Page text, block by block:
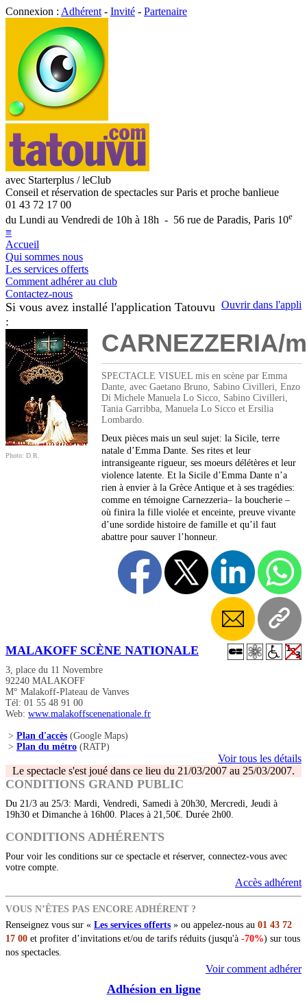
Connexion : Adhérent - Invité - Partenaire
avec Starterplus / leClub
Conseil et réservation de spectacles sur Paris et proche banlieue
01 43 72 17 00
du Lundi au Vendredi de 10h à 18h - 56 rue de Paradis, Paris 10e
≡
Accueil
Qui sommes nous
Les services offerts
Comment adhérer au club
Contactez-nous
Ouvrir dans l'appli
Si vous avez installé l'application Tatouvu
:
Photo: D.R.
CARNEZZERIA/
SPECTACLE VISUEL mis en scène par Emma
Dante, avec Gaetano Bruno, Sabino Civilleri, Enzo
Di Michele Manuela Lo Sicco, Sabino Civilleri,
Tania Garribba, Manuela Lo Sicco et Ersilia
Lombardo.
Deux pièces mais un seul sujet: la Sicile, terre
natale d’Emma Dante. Ses rites et leur
intransigeante rigueur, ses moeurs délétères et leur
violence latente. Et la Sicile d’Emma Dante n’a
rien à envier à la Grèce Antique et à ses tragédies:
comme en témoigne Carnezzeria– la boucherie –
où finira la fille violée et enceinte, preuve vivante
d’une sordide histoire de famille et qu’il faut
abattre pour sauver l’honneur.
MALAKOFF SCÈNE NATIONALE
3, place du 11 Novembre
92240 MALAKOFF
M° Malakoff-Plateau de Vanves
Tél: 01 55 48 91 00
Web: www.malakoffscenenationale.fr
> Plan d'accès (Google Maps)
> Plan du métro (RATP)
Voir tous les détails
Le spectacle s'est joué dans ce lieu du 21/03/2007 au 25/03/2007.
CONDITIONS GRAND PUBLIC
Du 21/3 au 25/3: Mardi, Vendredi, Samedi à 20h30, Mercredi, Jeudi à
19h30 et Dimanche à 16h00. Places à 21,50€. Durée 2h00.
CONDITIONS ADHÉRENTS
Pour voir les conditions sur ce spectacle et réserver, connectez-vous avec
votre compte.
Accès adhérent
VOUS N’ÊTES PAS ENCORE ADHÉRENT ?
Renseignez vous sur « Les services offerts » ou appelez-nous au 01 43 72
17 00 et profiter d’invitations et/ou de tarifs réduits (jusqu'à -70%) sur tous
nos spectacles.
Voir comment adhérer
Adhésion en ligne